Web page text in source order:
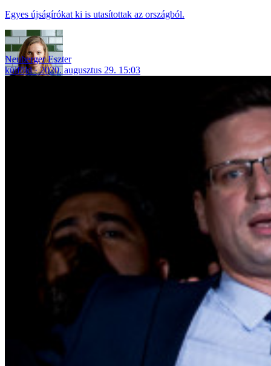
Egyes újságírókat ki is utasítottak az országból.
Neuberger Eszter
külföld
2020. augusztus 29. 15:03